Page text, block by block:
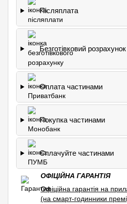
Післяплата
Безготівковий розрахунок
Оплата частинами
Покупка частинами
Сплачуйте частинами
ОФІЦІЙНА ГАРАНТІЯ
Офіційна гарантія на
(на смарт-годинники